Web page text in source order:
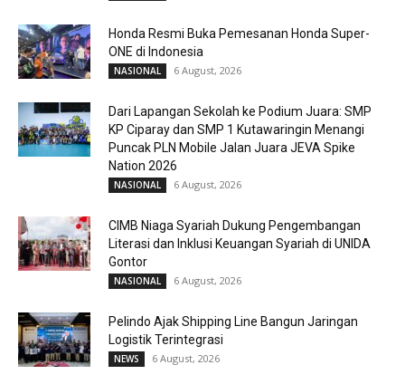
Honda Resmi Buka Pemesanan Honda Super-
ONE di Indonesia
NASIONAL 6 August, 2026
Dari Lapangan Sekolah ke Podium Juara: SMP
KP Ciparay dan SMP 1 Kutawaringin Menangi
Puncak PLN Mobile Jalan Juara JEVA Spike
Nation 2026
NASIONAL 6 August, 2026
CIMB Niaga Syariah Dukung Pengembangan
Literasi dan Inklusi Keuangan Syariah di UNIDA
Gontor
NASIONAL 6 August, 2026
Pelindo Ajak Shipping Line Bangun Jaringan
Logistik Terintegrasi
NEWS 6 August, 2026